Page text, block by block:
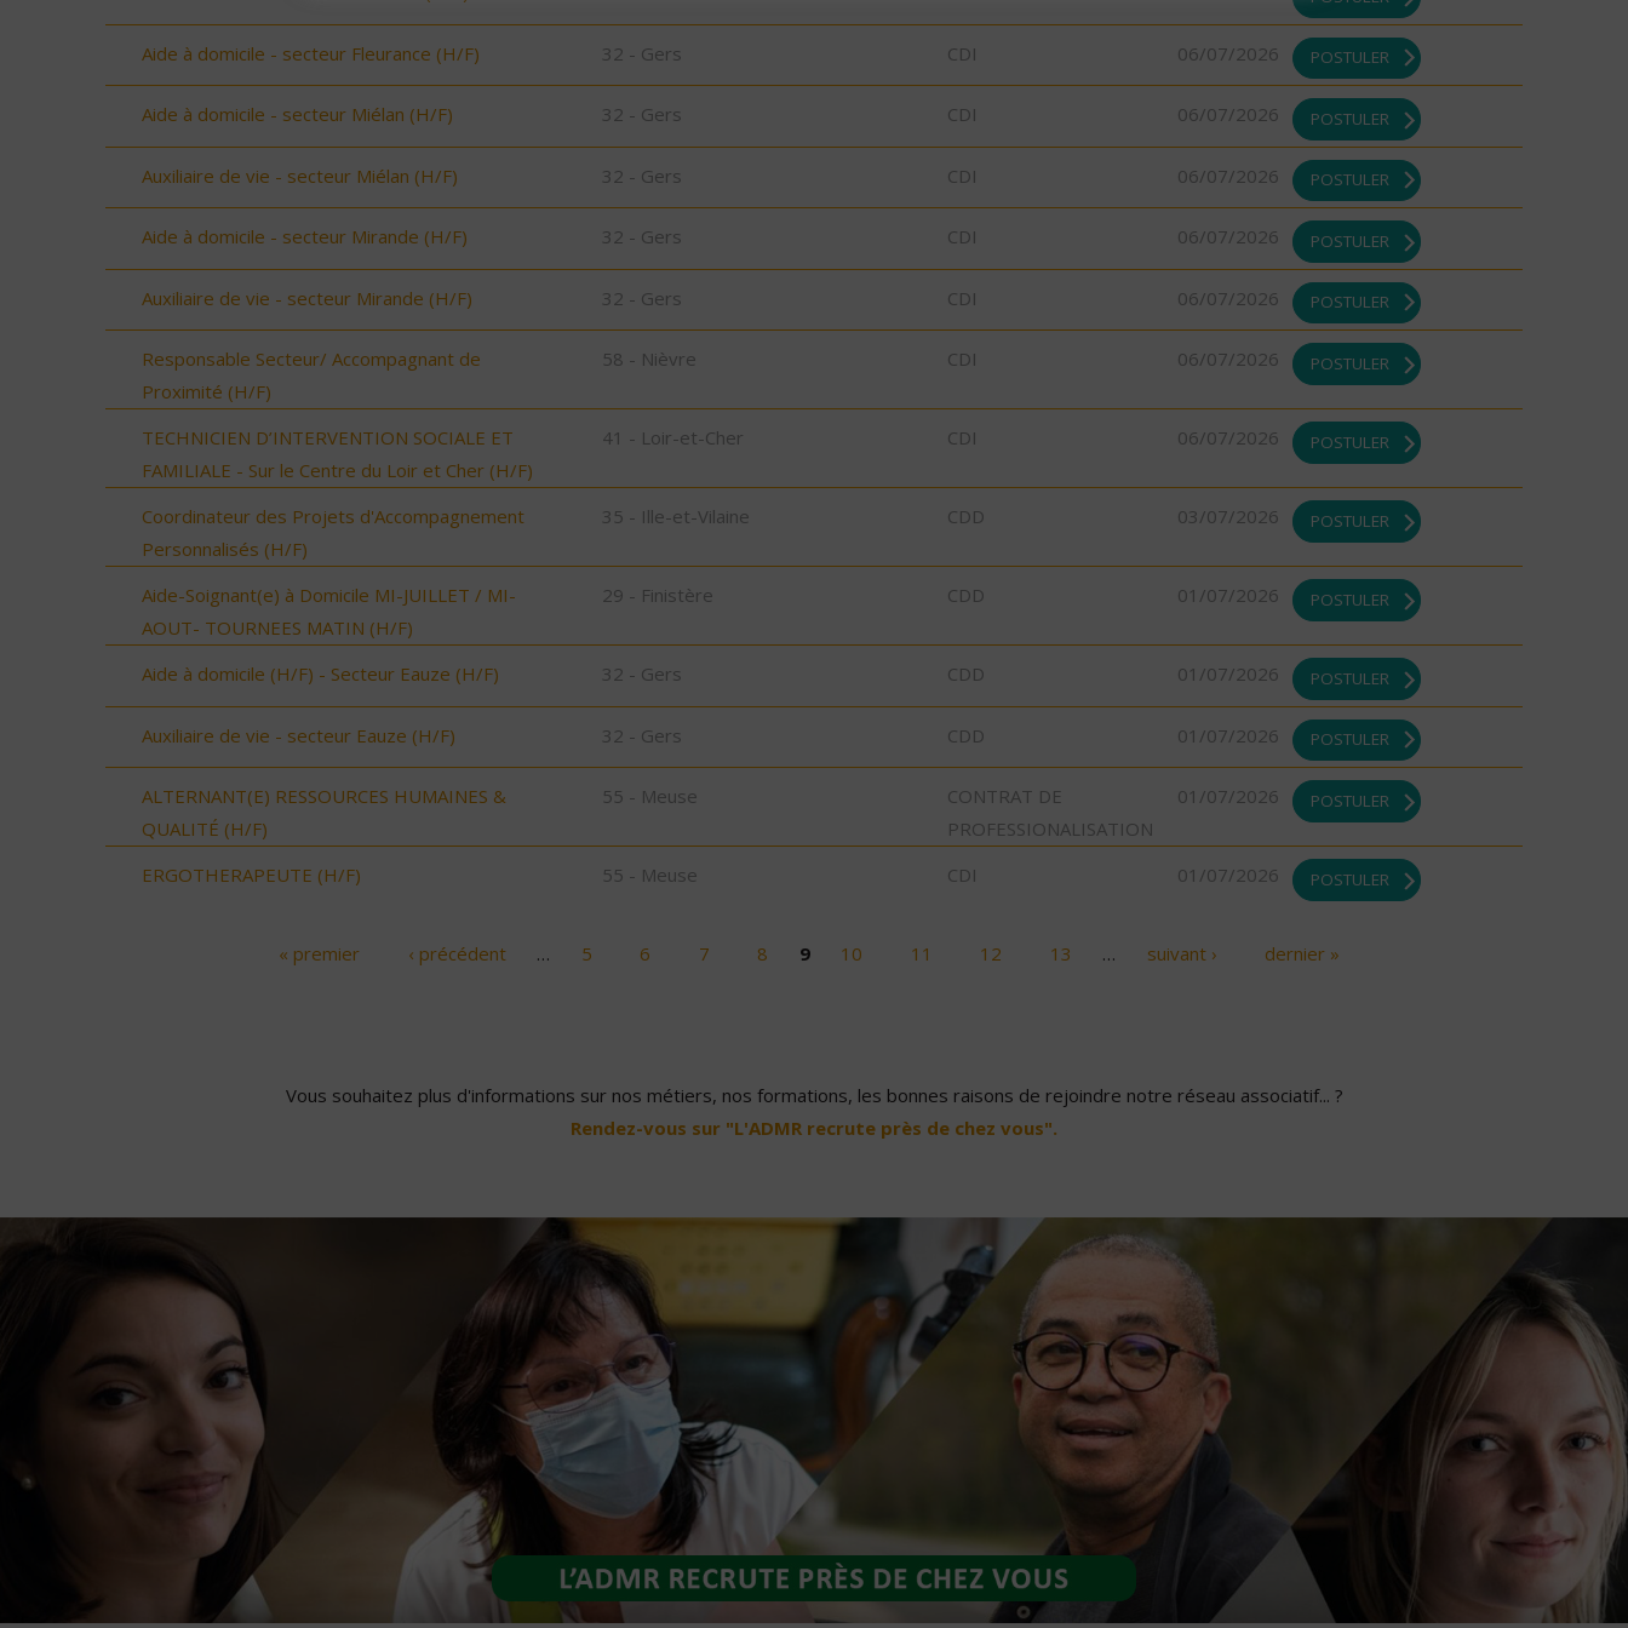
Aide à domicile - secteur Fleurance (H/F) 32 - Gers CDI 06/07/2026 POSTULER
Aide à domicile - secteur Miélan (H/F) 32 - Gers CDI 06/07/2026 POSTULER
Auxiliaire de vie - secteur Miélan (H/F) 32 - Gers CDI 06/07/2026 POSTULER
Aide à domicile - secteur Mirande (H/F) 32 - Gers CDI 06/07/2026 POSTULER
Auxiliaire de vie - secteur Mirande (H/F) 32 - Gers CDI 06/07/2026 POSTULER
Responsable Secteur/ Accompagnant de
Proximité (H/F)
58 - Nièvre CDI 06/07/2026 POSTULER
TECHNICIEN D’INTERVENTION SOCIALE ET
FAMILIALE - Sur le Centre du Loir et Cher (H/F)
41 - Loir-et-Cher CDI 06/07/2026 POSTULER
Coordinateur des Projets d'Accompagnement
Personnalisés (H/F)
35 - Ille-et-Vilaine CDD 03/07/2026 POSTULER
Aide-Soignant(e) à Domicile MI-JUILLET / MI-
AOUT- TOURNEES MATIN (H/F)
29 - Finistère CDD 01/07/2026 POSTULER
Aide à domicile (H/F) - Secteur Eauze (H/F) 32 - Gers CDD 01/07/2026 POSTULER
Auxiliaire de vie - secteur Eauze (H/F) 32 - Gers CDD 01/07/2026 POSTULER
ALTERNANT(E) RESSOURCES HUMAINES &
QUALITÉ (H/F)
55 - Meuse
CONTRAT DE
PROFESSIONALISATION
01/07/2026 POSTULER
ERGOTHERAPEUTE (H/F) 55 - Meuse CDI 01/07/2026 POSTULER
« premier ‹ précédent … 5 6 7 8 9 10 11 12 13 … suivant › dernier »
Vous souhaitez plus d'informations sur nos métiers, nos formations, les bonnes raisons de rejoindre notre réseau associatif... ?
Rendez-vous sur "L'ADMR recrute près de chez vous".